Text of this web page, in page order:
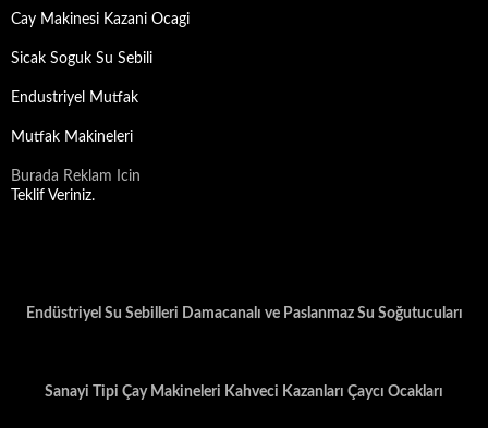
Cay Makinesi Kazani Ocagi
Sicak Soguk Su Sebili
Endustriyel Mutfak
Mutfak Makineleri
Burada Reklam Icin
Teklif Veriniz.
Endüstriyel Su Sebilleri Damacanalı ve Paslanmaz Su Soğutucuları
Sanayi Tipi Çay Makineleri Kahveci Kazanları Çaycı Ocakları